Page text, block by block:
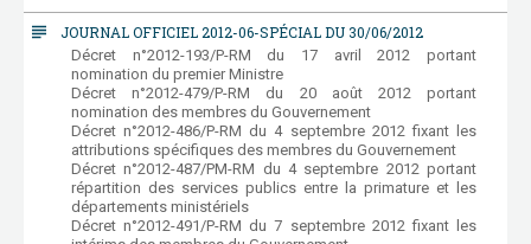
subject JOURNAL OFFICIEL 2012-06-SPÉCIAL DU 30/06/2012
Décret n°2012-193/P-RM du 17 avril 2012 portant
nomination du premier Ministre
Décret n°2012-479/P-RM du 20 août 2012 portant
nomination des membres du Gouvernement
Décret n°2012-486/P-RM du 4 septembre 2012 fixant les
attributions spécifiques des membres du Gouvernement
Décret n°2012-487/PM-RM du 4 septembre 2012 portant
répartition des services publics entre la primature et les
départements ministériels
Décret n°2012-491/P-RM du 7 septembre 2012 fixant les